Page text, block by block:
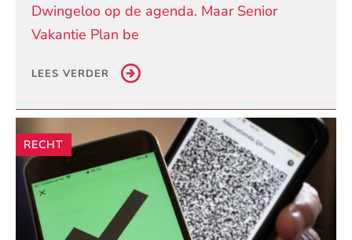
Dwingeloo op de agenda. Maar Senior
Vakantie Plan be
LEES VERDER
RECHT